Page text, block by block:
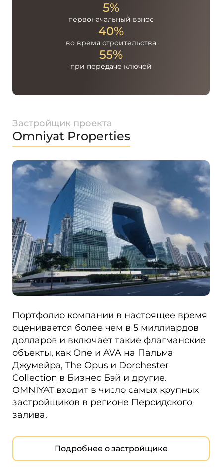
5%
первоначальный взнос
40%
во время строительства
55%
при передаче ключей
Застройщик проекта
Omniyat Properties
Портфолио компании в настоящее время
оценивается более чем в 5 миллиардов
долларов и включает такие флагманские
объекты, как One и AVA на Пальма
Джумейра, The Opus и Dorchester
Collection в Бизнес Бэй и другие.
OMNIYAT входит в число самых крупных
застройщиков в регионе Персидского
залива.
Подробнее о застройщике